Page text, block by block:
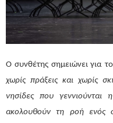
Ο συνθέτης σημειώνει για
χωρίς πράξεις και χωρίς
νησίδες που
ακολουθούν τη ροή ενός